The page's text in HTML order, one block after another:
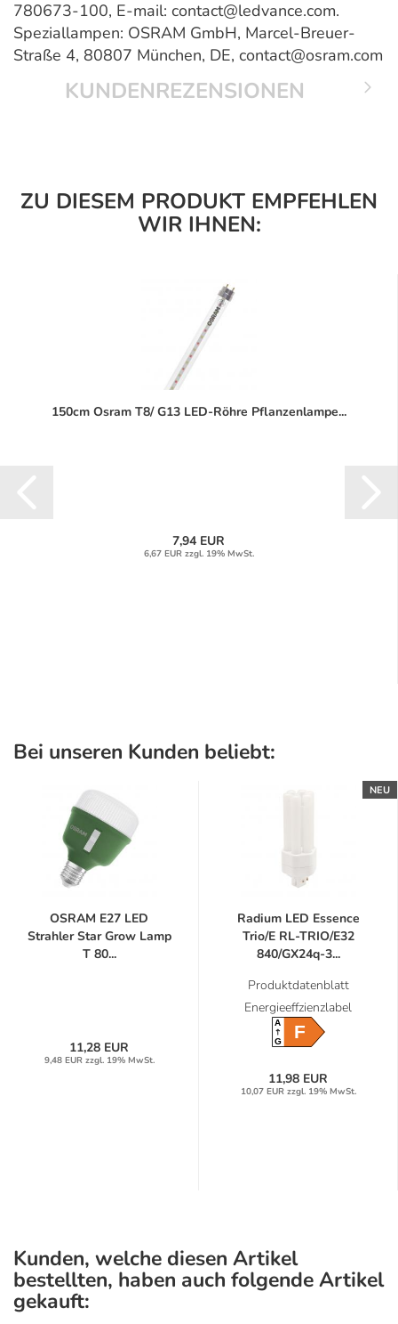
780673-100, E-mail: contact@ledvance.com.
Speziallampen: OSRAM GmbH, Marcel-Breuer-
Straße 4, 80807 München, DE, contact@osram.com
KUNDENREZENSIONEN
ZU DIESEM PRODUKT EMPFEHLEN
WIR IHNEN:
150cm Osram T8/ G13 LED-Röhre Pflanzenlampe...
7,94 EUR
6,67 EUR zzgl. 19% MwSt.
Bei unseren Kunden beliebt:
OSRAM E27 LED
Strahler Star Grow Lamp
T 80...
11,28 EUR
9,48 EUR zzgl. 19% MwSt.
NEU
Radium LED Essence
Trio/E RL-TRIO/E32
840/GX24q-3...
Produktdatenblatt
Energieeffzienzlabel
A
GF
11,98 EUR
10,07 EUR zzgl. 19% MwSt.
Kunden, welche diesen Artikel
bestellten, haben auch folgende Artikel
gekauft: